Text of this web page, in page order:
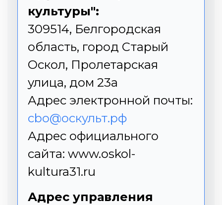
культуры":
309514, Белгородская
область, город Старый
Оскол, Пролетарская
улица, дом 23а
Адрес электронной почты:
cbo@оскульт.рф
Адрес официального
сайта: www.oskol-
kultura31.ru
Адрес управления